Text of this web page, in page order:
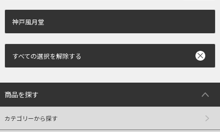
神戸風月堂
すべての選択を解除する
商品を探す
カテゴリーから探す